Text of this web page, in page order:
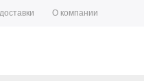
О компании